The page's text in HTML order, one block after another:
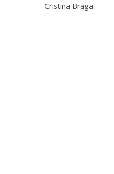
Cristina Braga